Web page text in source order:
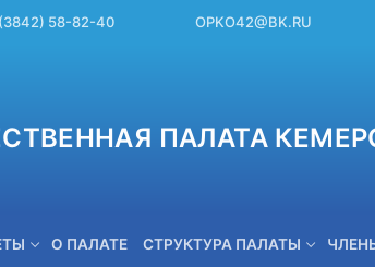
58-82-40 OPKO42@BK.RU
ПАЛАТА
О ПАЛАТЕ СТРУКТУРА ПАЛАТЫ